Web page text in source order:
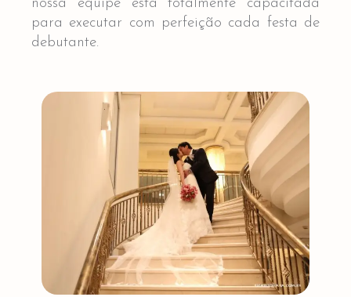
nossa equipe está totalmente capacitada
para executar com perfeição cada festa de
debutante.